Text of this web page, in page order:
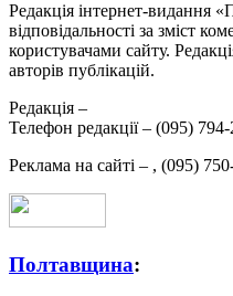
Редакція інтернет-видання
відповідальності за зміст
користувачами сайту.
авторів публікацій.
Редакція –
Телефон редакції – (095)
Реклама на сайті – , (095)
Полтавщина: